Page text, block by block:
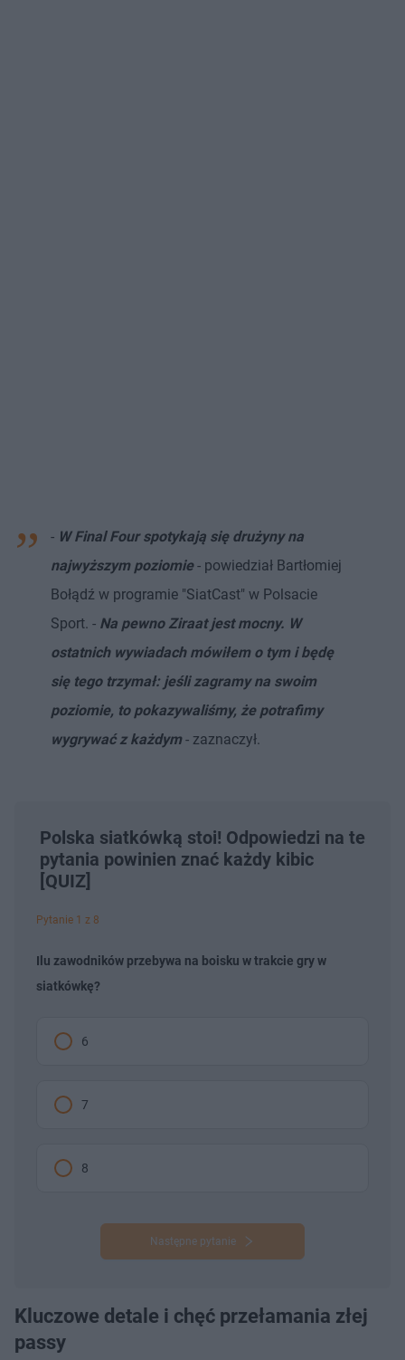
- W Final Four spotykają się drużyny na
najwyższym poziomie - powiedział Bartłomiej
Bołądź w programie "SiatCast" w Polsacie
Sport. - Na pewno Ziraat jest mocny. W
ostatnich wywiadach mówiłem o tym i będę
się tego trzymał: jeśli zagramy na swoim
poziomie, to pokazywaliśmy, że potrafimy
wygrywać z każdym- zaznaczył.
Polska siatkówką stoi! Odpowiedzi na te
pytania powinien znać każdy kibic
[QUIZ]
Pytanie 1 z 8
Ilu zawodników przebywa na boisku w trakcie gry w
siatkówkę?
6
7
8
Następne pytanie
Kluczowe detale i chęć przełamania złej
passy